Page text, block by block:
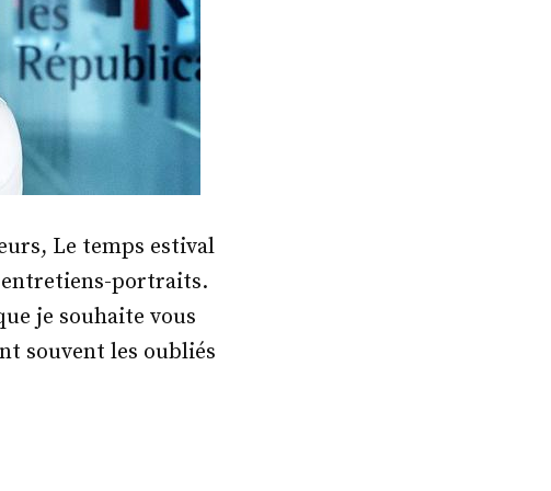
Le temps estival
entretiens-portraits.
je souhaite vous
souvent les oubliés